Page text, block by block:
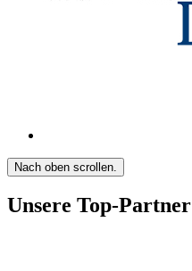
Nach oben scrollen.
Unsere Top-Partner